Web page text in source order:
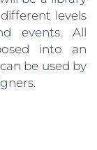
levels
events. All
into an
be used by